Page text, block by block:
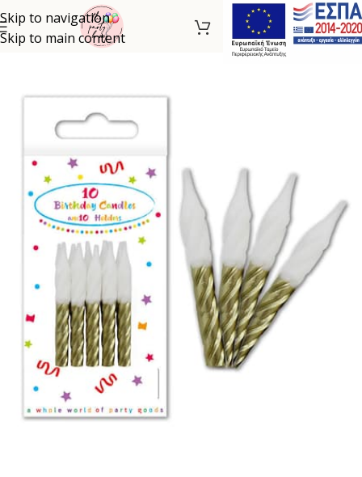
Skip to navigation
Skip to main content